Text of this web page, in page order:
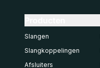
Slangen
Slangkoppelingen
Afsluiters